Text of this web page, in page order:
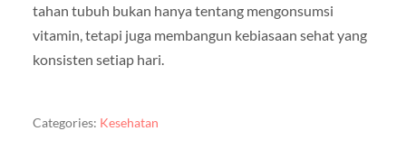
tahan tubuh bukan hanya tentang mengonsumsi
vitamin, tetapi juga membangun kebiasaan sehat yang
konsisten setiap hari.
Categories: Kesehatan